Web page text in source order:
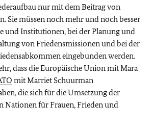
nur mit dem Beitrag von
Sie müssen noch mehr und noch besser
und Institutionen, bei der Planung und
von Friedensmissionen und bei der
eingebunden werden.
dass die Europäische Union mit Mara
mit Marriet Schuurman
die sich für die Umsetzung der
Nationen für Frauen, Frieden und